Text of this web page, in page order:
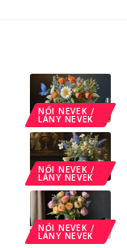
NŐI NEVEK /
LÁNY NEVEK
NŐI NEVEK /
LÁNY NEVEK
NŐI NEVEK /
LÁNY NEVEK